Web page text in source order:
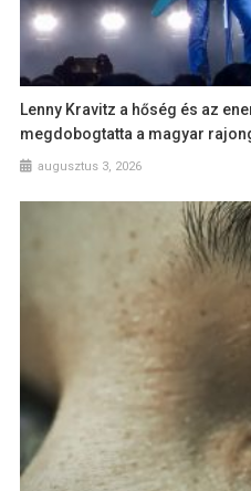
Lenny Kravitz a hőség és az
megdobogtatta a magyar
augusztus 3, 2026